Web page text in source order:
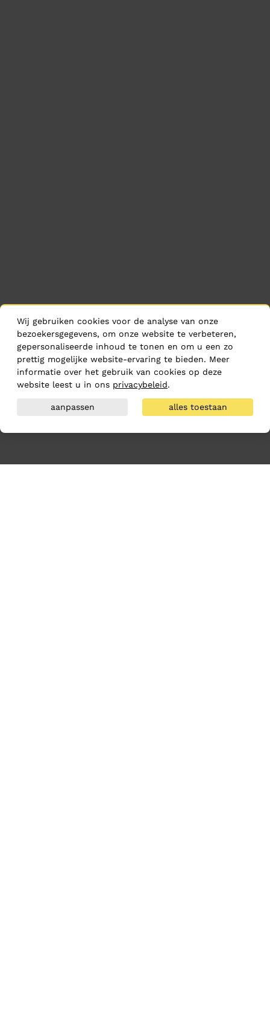
Wij gebruiken cookies voor de analyse van onze
bezoekersgegevens, om onze website te verbeteren,
gepersonaliseerde inhoud te tonen en om u een zo
prettig mogelijke website-ervaring te bieden. Meer
informatie over het gebruik van cookies op deze
website leest u in ons privacybeleid.
aanpassen alles toestaan